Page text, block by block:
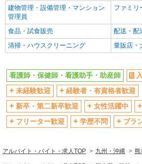
建物管理・設備管理・マンション
管理員
ファミリ
食品・試食販売
配送・配
清掃・ハウスクリーニング
量販店・
看護師・保健師・看護助手・助産師
未経験歓迎
経験者・有資格者歓迎
新卒・第二新卒歓迎
女性活躍中
フリーター歓迎
学歴不問
ブラ
アルバイト・バイト・求人TOP 九州・沖縄 熊